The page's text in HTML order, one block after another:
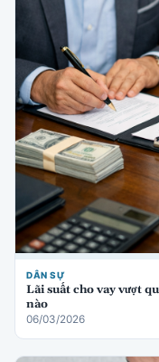
DÂN SỰ
Lãi suất cho vay vượt
nào
06/03/2026